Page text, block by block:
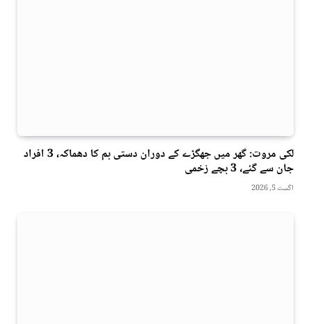
لکی مروت: گھر میں جھگڑے کے دوران دستی بم کا دھماکہ، 3 افراد
جان سے گئے، 3 بچے زخمی
اگست 5, 2026